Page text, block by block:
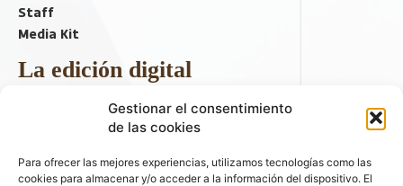
Gestionar el consentimiento
de las cookies
Para ofrecer las mejores experiencias, utilizamos tecnologías como las
cookies para almacenar y/o acceder a la información del dispositivo. El
Staff
Media Kit
La edición digital
Descargar último ejemplar
ir a hemeroteca
+ Contenido en redes sociales